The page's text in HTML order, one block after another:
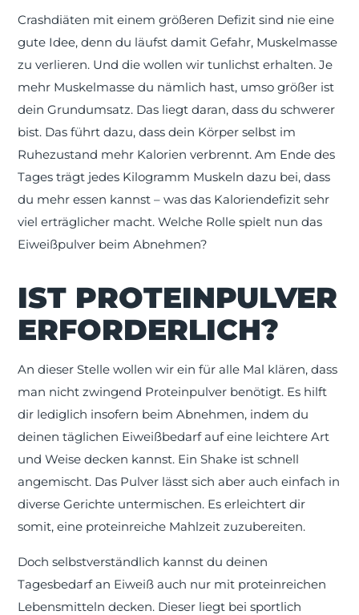
Crashdiäten mit einem größeren Defizit sind nie eine
gute Idee, denn du läufst damit Gefahr, Muskelmasse
zu verlieren. Und die wollen wir tunlichst erhalten. Je
mehr Muskelmasse du nämlich hast, umso größer ist
dein Grundumsatz. Das liegt daran, dass du schwerer
bist. Das führt dazu, dass dein Körper selbst im
Ruhezustand mehr Kalorien verbrennt. Am Ende des
Tages trägt jedes Kilogramm Muskeln dazu bei, dass
du mehr essen kannst – was das Kaloriendefizit sehr
viel erträglicher macht. Welche Rolle spielt nun das
Eiweißpulver beim Abnehmen?
IST PROTEINPULVER
ERFORDERLICH?
An dieser Stelle wollen wir ein für alle Mal klären, dass
man nicht zwingend Proteinpulver benötigt. Es hilft
dir lediglich insofern beim Abnehmen, indem du
deinen täglichen Eiweißbedarf auf eine leichtere Art
und Weise decken kannst. Ein Shake ist schnell
angemischt. Das Pulver lässt sich aber auch einfach in
diverse Gerichte untermischen. Es erleichtert dir
somit, eine proteinreiche Mahlzeit zuzubereiten.
Doch selbstverständlich kannst du deinen
Tagesbedarf an Eiweiß auch nur mit proteinreichen
Lebensmitteln decken. Dieser liegt bei sportlich